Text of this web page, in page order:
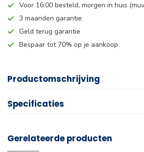
Voor 16:00 besteld, morgen in huis
3 maanden garantie
Geld terug garantie
Bespaar tot 70% op je aankoop
Productomschrijving
Specificaties
Gerelateerde producten